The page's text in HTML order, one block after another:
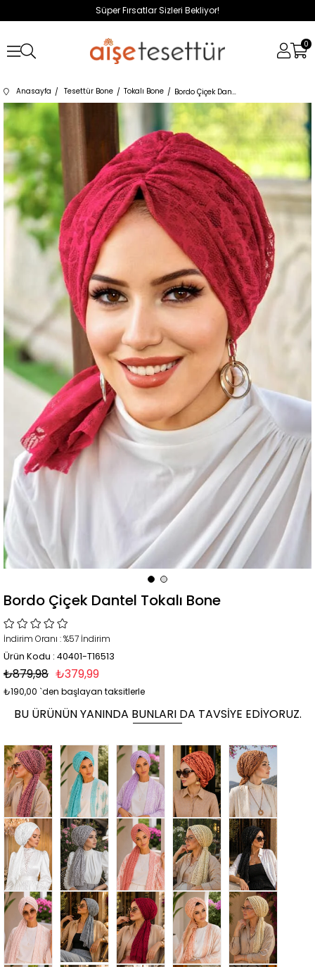
Süper Fırsatlar Sizleri Bekliyor!
0
Anasayfa Tesettür Bone Tokalı Bone Bordo Çiçek Dantel Tokalı Bone
Bordo Çiçek Dantel Tokalı Bone
İndirim Oranı :%57 İndirim
Ürün Kodu : 40401-T16513
₺879,98 ₺379,99
₺190,00 `den başlayan taksitlerle
BU ÜRÜNÜN YANINDA BUNLARI DA TAVSIYE EDIYORUZ.